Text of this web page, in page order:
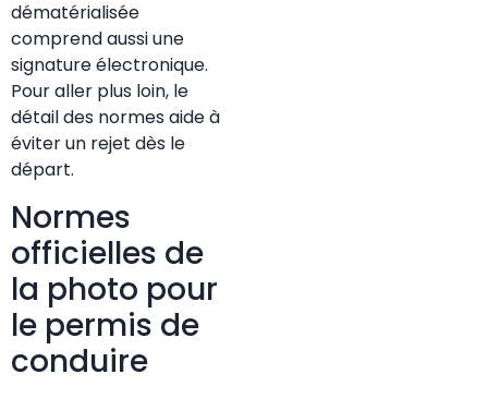
dématérialisée
comprend aussi une
signature électronique.
Pour aller plus loin, le
détail des normes aide à
éviter un rejet dès le
départ.
Normes
officielles de
la photo pour
le permis de
conduire